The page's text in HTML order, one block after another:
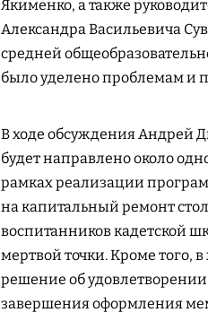
Якименко, а также
Александра Васильевича
средней
было уделено проблемам и
В ходе обсуждения Андрей
будет направлено около
рамках реализации
на капитальный ремонт
воспитанников кадетской
мертвой точки. Кроме того,
решение об
завершения оформления